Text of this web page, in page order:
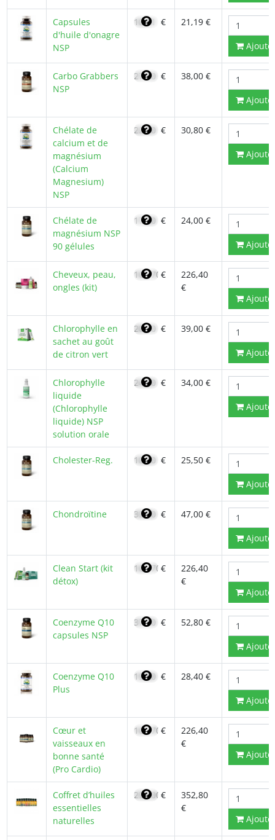
Capsules
d'huile d'onagre
NSP
18,01 € 21,19 €
Carbo Grabbers
NSP
27,10 € 38,00 €
Chélate de
calcium et de
magnésium
(Calcium
Magnesium)
NSP
22,00 € 30,80 €
Chélate de
magnésium NSP
90 gélules
17,00 € 24,00 €
Cheveux, peau,
ongles (kit)
161,70 €
226,40
€
Chlorophylle en
sachet au goût
de citron vert
28,10 € 39,00 €
Chlorophylle
liquide
(Chlorophylle
liquide) NSP
solution orale
24,00 € 34,00 €
Cholester-Reg. 18,20 € 25,50 €
Chondroïtine 33,30 € 47,00 €
Clean Start (kit
détox)
161,70 €
226,40
€
Coenzyme Q10
capsules NSP
37,70 € 52,80 €
Coenzyme Q10
Plus
19,80 € 28,40 €
Cœur et
vaisseaux en
bonne santé
(Pro Cardio)
161,70 €
226,40
€
Coffret d’huiles
essentielles
naturelles
252,00 €
352,80
€